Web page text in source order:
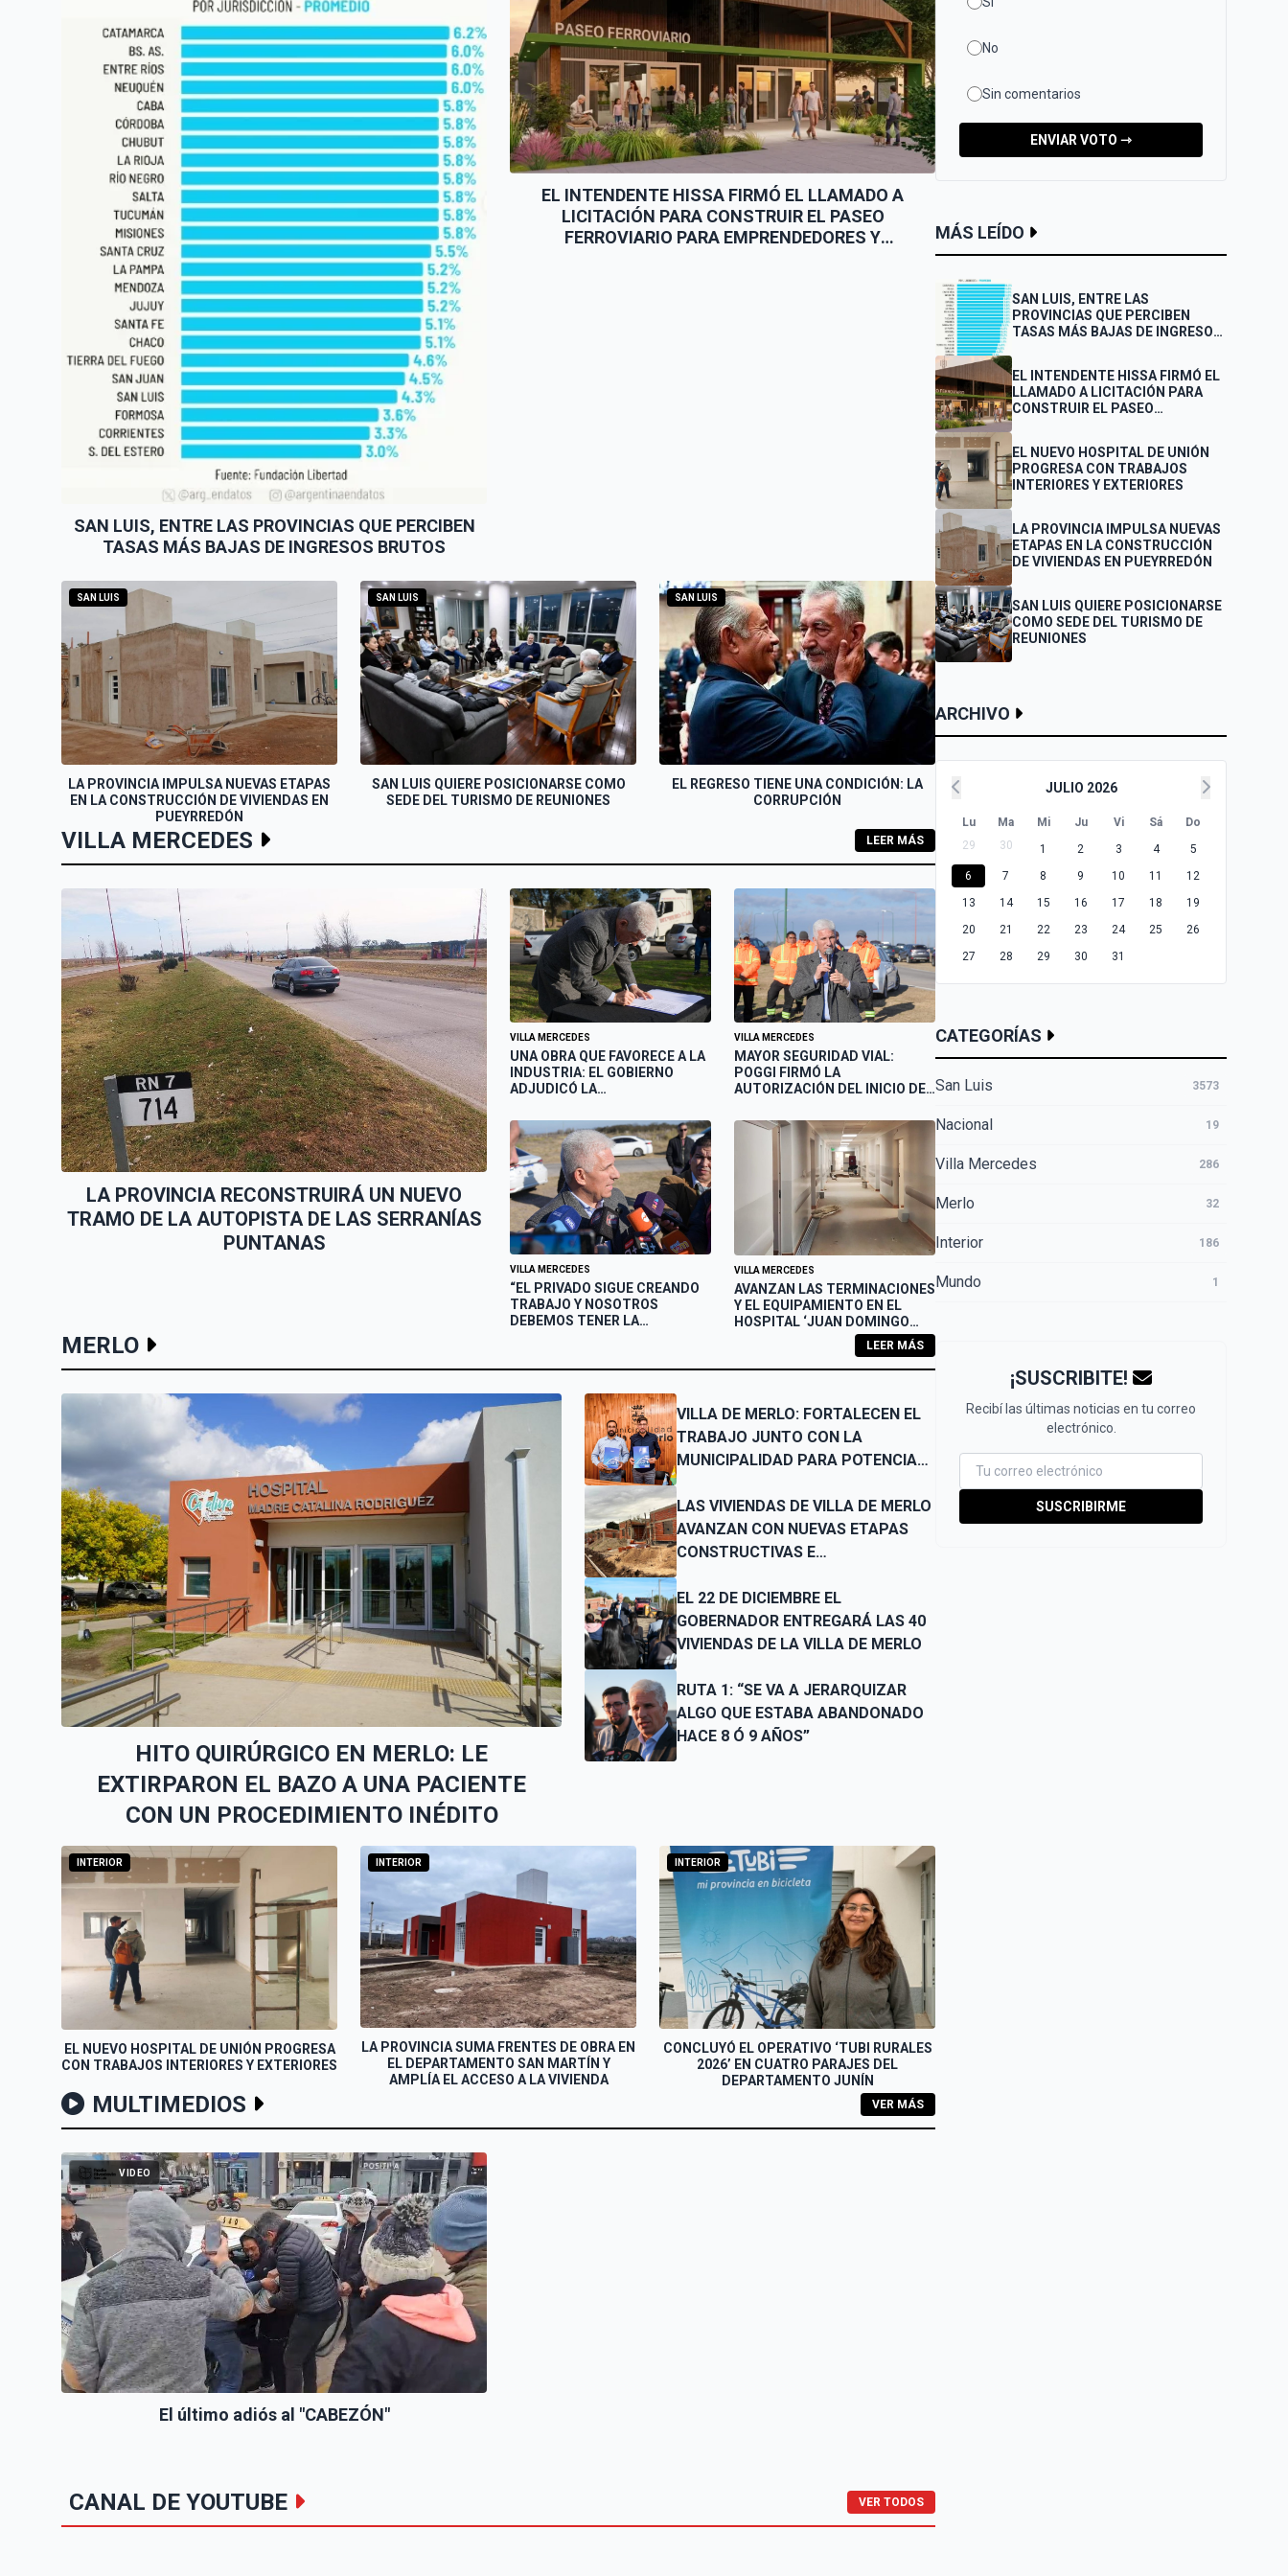
EL INTENDENTE HISSA FIRMÓ EL
LLAMADO A LICITACIÓN PARA
CONSTRUIR EL PASEO FERROVIARIO
PARA EMPRENDEDORES Y VENDEDORES
EL NUEVO HOSPITAL DE UNIÓN
PROGRESA CON TRABAJOS
INTERIORES Y EXTERIORES
SAN LUIS QUIERE POSICIONARSE COMO
SAN LUIS, ENTRE LAS PROVINCIAS QUE PERCIBEN
TASAS MÁS BAJAS DE INGRESOS BRUTOS
EL INTENDENTE HISSA FIRMÓ EL LLAMADO A
LICITACIÓN PARA CONSTRUIR EL PASEO
FERROVIARIO PARA EMPRENDEDORES Y
SAN LUIS
LA PROVINCIA IMPULSA NUEVAS ETAPAS
EN LA CONSTRUCCIÓN DE VIVIENDAS EN
PUEYRREDÓN
SAN LUIS
SAN LUIS QUIERE POSICIONARSE COMO
SEDE DEL TURISMO DE REUNIONES
SAN LUIS
EL REGRESO TIENE UNA CONDICIÓN: LA
CORRUPCIÓN
VILLA MERCEDES LEER MÁS
LA PROVINCIA RECONSTRUIRÁ UN NUEVO
TRAMO DE LA AUTOPISTA DE LAS SERRANÍAS
PUNTANAS
VILLA MERCEDES
UNA OBRA QUE FAVORECE A LA
INDUSTRIA: EL GOBIERNO
ADJUDICÓ LA
EN VALOR DE LA ROTONDA DE
ACCESO A LA ZAL
VILLA MERCEDES
MAYOR SEGURIDAD VIAL:
POGGI FIRMÓ LA
AUTORIZACIÓN DEL INICIO DE
ROTONDA DE LA RUTA
NACIONAL N°8 Y
CIRCUNVALACIÓN EN VILLA
MERCEDES
VILLA MERCEDES
“EL PRIVADO SIGUE CREANDO
TRABAJO Y NOSOTROS
DEBEMOS TENER LA
VILLA MERCEDES
AVANZAN LAS TERMINACIONES
Y EL EQUIPAMIENTO EN EL
HOSPITAL ‘JUAN DOMINGO
MERLO LEER MÁS
HITO QUIRÚRGICO EN MERLO: LE
EXTIRPARON EL BAZO A UNA PACIENTE
CON UN PROCEDIMIENTO INÉDITO
VILLA DE MERLO: FORTALECEN EL
TRABAJO JUNTO CON LA
MUNICIPALIDAD PARA POTENCIAR
LAS VIVIENDAS DE VILLA DE MERLO
AVANZAN CON NUEVAS ETAPAS
CONSTRUCTIVAS E
EL 22 DE DICIEMBRE EL
GOBERNADOR ENTREGARÁ LAS 40
VIVIENDAS DE LA VILLA DE MERLO
RUTA 1: “SE VA A JERARQUIZAR
ALGO QUE ESTABA ABANDONADO
HACE 8 Ó 9 AÑOS”
INTERIOR
EL NUEVO HOSPITAL DE UNIÓN PROGRESA
CON TRABAJOS INTERIORES Y EXTERIORES
INTERIOR
LA PROVINCIA SUMA FRENTES DE OBRA EN
EL DEPARTAMENTO SAN MARTÍN Y
AMPLÍA EL ACCESO A LA VIVIENDA
INTERIOR
CONCLUYÓ EL OPERATIVO ‘TUBI RURALES
2026’ EN CUATRO PARAJES DEL
DEPARTAMENTO JUNÍN
MULTIMEDIOS VER MÁS
VIDEO
El último adiós al "CABEZÓN"
CANAL DE YOUTUBE VER TODOS
No
Sin comentarios
ENVIAR VOTO ⇾
MÁS LEÍDO
SAN LUIS, ENTRE LAS
PROVINCIAS QUE PERCIBEN
TASAS MÁS BAJAS DE INGRESOS
EL INTENDENTE HISSA FIRMÓ EL
LLAMADO A LICITACIÓN PARA
CONSTRUIR EL PASEO
VENDEDORES
EL NUEVO HOSPITAL DE UNIÓN
PROGRESA CON TRABAJOS
INTERIORES Y EXTERIORES
LA PROVINCIA IMPULSA NUEVAS
ETAPAS EN LA CONSTRUCCIÓN
DE VIVIENDAS EN PUEYRREDÓN
SAN LUIS QUIERE POSICIONARSE
COMO SEDE DEL TURISMO DE
REUNIONES
ARCHIVO
JULIO 2026
Lu Ma Mi Ju Vi Sá
Do
29
30 1 2 3 4
5
6
7 8 9 10 11
12
13
14 15 16 17 18
19
20
21 22 23 24 25
26
27
28 29 30 31
CATEGORÍAS
San Luis 3573
Nacional 19
Villa Mercedes 286
Merlo 32
Interior 186
Mundo 1
¡SUSCRIBITE!
Recibí las últimas noticias en tu correo
electrónico.
SUSCRIBIRME